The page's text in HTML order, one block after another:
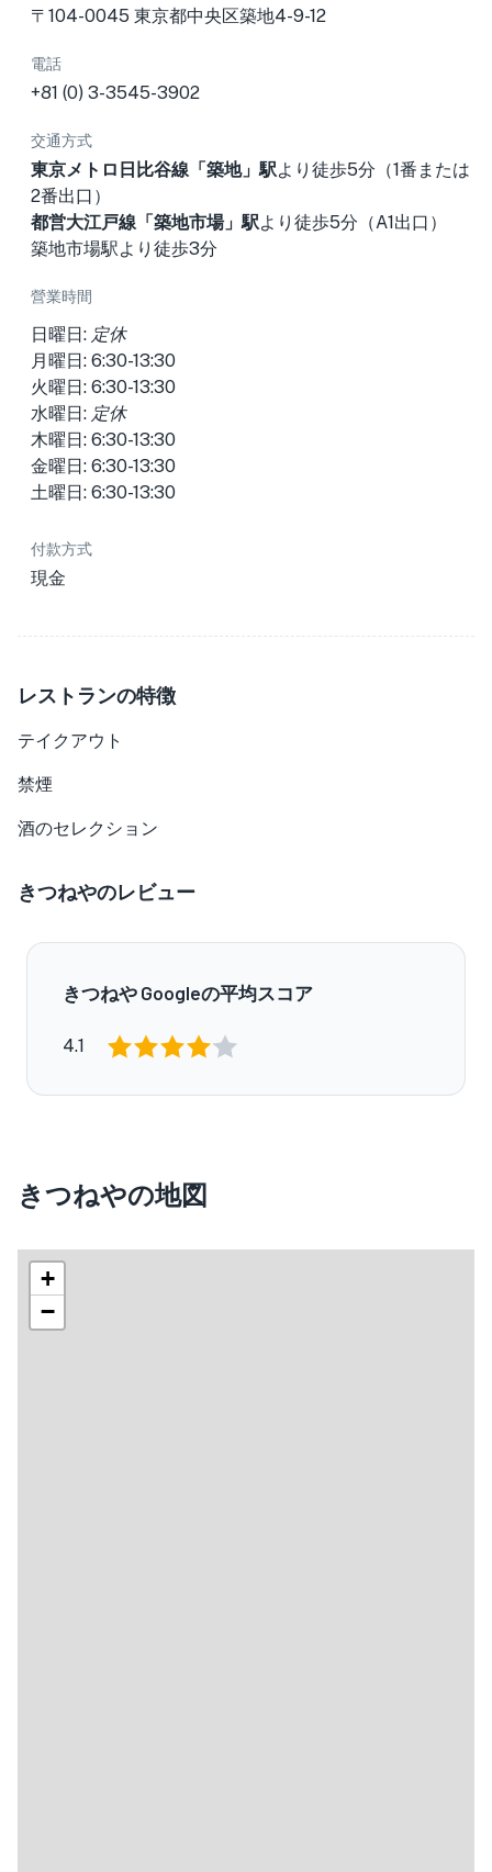
〒104-0045 東京都中央区築地4-9-12
電話
+81 (0) 3-3545-3902
交通方式
東京メトロ日比谷線「築地」駅より徒歩5分（1番または
2番出口）
都営大江戸線「築地市場」駅より徒歩5分（A1出口）
築地市場駅より徒歩3分
營業時間
日曜日: 定休
月曜日: 6:30-13:30
火曜日: 6:30-13:30
水曜日: 定休
木曜日: 6:30-13:30
金曜日: 6:30-13:30
土曜日: 6:30-13:30
付款方式
現金
レストランの特徴
テイクアウト
禁煙
酒のセレクション
きつねやのレビュー
きつねや Googleの平均スコア
4.1
きつねやの地図
+
−